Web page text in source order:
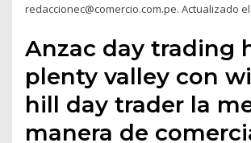
redaccionec@comercio.com.pe. Actualizado el
Anzac day trading
plenty valley con
hill day trader la
manera de